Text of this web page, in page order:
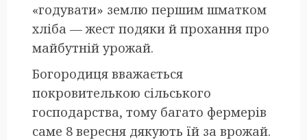
«годувати» землю першим шматком
хліба — жест подяки й прохання про
майбутній урожай.
Богородиця вважається
покровителькою сільського
господарства, тому багато фермерів
саме 8 вересня дякують їй за врожай.